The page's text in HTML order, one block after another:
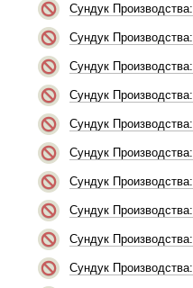
Сундук
Сундук
Сундук
Сундук
Сундук
Сундук
Сундук
Сундук
Сундук
Сундук